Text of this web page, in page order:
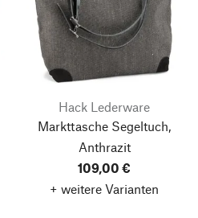
Hack Lederware
Markttasche Segeltuch,
Anthrazit
109,00 €
+ weitere Varianten